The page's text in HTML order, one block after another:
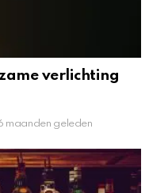
verlichting
maanden geleden